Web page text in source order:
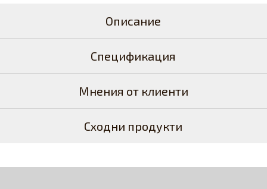
Описание
Спецификация
Мнения от клиенти
Сходни продукти